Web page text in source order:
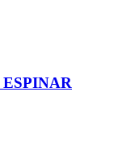
ESPINAR